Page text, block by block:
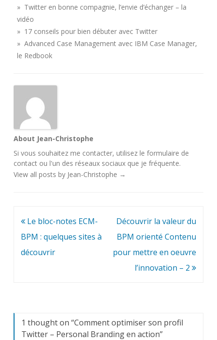
» Twitter en bonne compagnie, l’envie d’échanger – la
vidéo
» 17 conseils pour bien débuter avec Twitter
» Advanced Case Management avec IBM Case Manager,
le Redbook
About Jean-Christophe
Si vous souhaitez me contacter, utilisez le formulaire de
contact ou l'un des réseaux sociaux que je fréquente.
View all posts by Jean-Christophe →
Navigation
de
l’article
Le bloc-notes ECM-
BPM : quelques sites à
découvrir
Découvrir la valeur du
BPM orienté Contenu
pour mettre en oeuvre
l’innovation – 2
1 thought on “Comment optimiser son profil
Twitter – Personal Branding en action”